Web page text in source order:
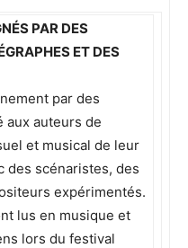
PAR DES
ET DES
par des
aux auteurs de
et musical de leur
des scénaristes, des
expérimentés.
lus en musique et
lors du festival